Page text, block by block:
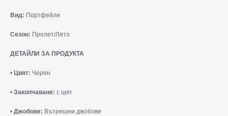
Вид: Портфейли
Сезон: Пролет/Лято
ДЕТАЙЛИ ЗА ПРОДУКТА
• Цвят: Черен
• Закопчаване: с цип
• Джобове: Вътрешни джобове